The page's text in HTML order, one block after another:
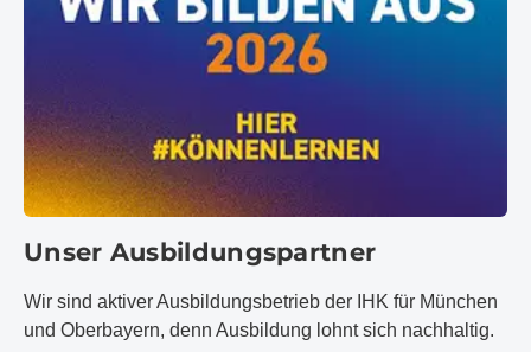
Unser Ausbildungspartner
Wir sind aktiver Ausbildungsbetrieb der IHK für München
und Oberbayern, denn Ausbildung lohnt sich nachhaltig.